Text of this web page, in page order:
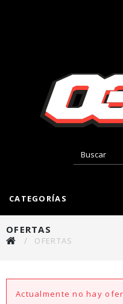
CATEGORÍAS
OFERTAS
OFERTAS
Actualmente no hay